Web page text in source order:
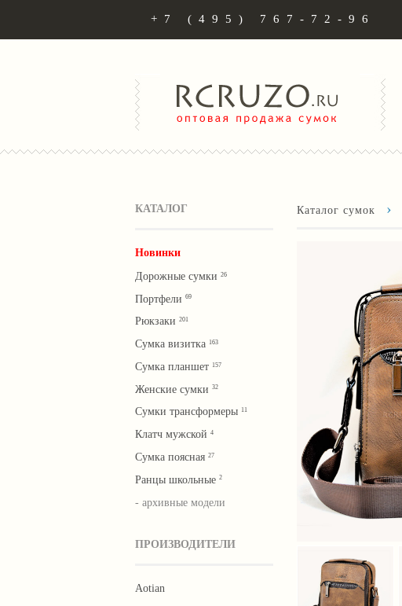
+7 (495) 767-72-96
КАТАЛОГ
Новинки
Дорожные сумки 26
Портфели 69
Рюкзаки 201
Сумка визитка 163
Сумка планшет 157
Женские сумки 32
Сумки трансформеры 11
Клатч мужской 4
Cумка поясная 27
Ранцы школьные 2
- архивные модели
ПРОИЗВОДИТЕЛИ
Aotian
Каталог сумок ›